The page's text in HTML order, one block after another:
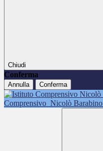
Chiudi
Conferma
Annulla Conferma
Comprensivo Nicolò Barabino